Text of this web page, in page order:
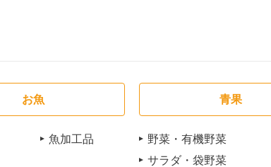
お魚
魚加工品
青果
野菜・有機野菜
サラダ・袋野菜